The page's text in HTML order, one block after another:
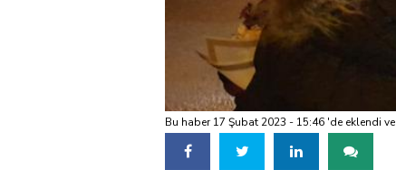
Bu haber 17 Şubat 2023 - 15:46 'de eklendi ve